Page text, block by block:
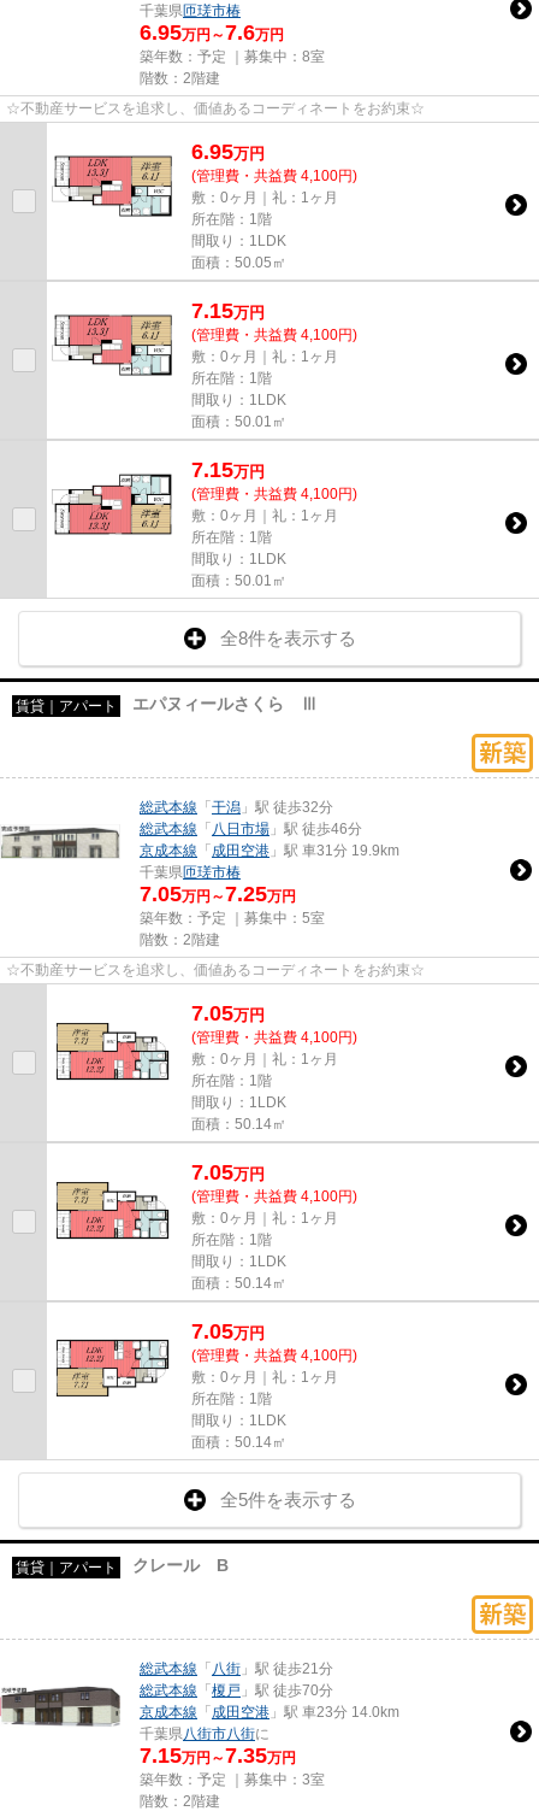
千葉県匝瑳市椿
6.95万円～7.6万円
築年数：予定 ｜募集中： 8室
階数：2階建
☆不動産サービスを追求し、価値あるコーディネートをお約束☆
6.95万円
(管理費・共益費 4,100円)
敷：0ヶ月｜礼：1ヶ月
所在階：1階
間取り：1LDK
面積：50.05㎡
7.15万円
(管理費・共益費 4,100円)
敷：0ヶ月｜礼：1ヶ月
所在階：1階
間取り：1LDK
面積：50.01㎡
7.15万円
(管理費・共益費 4,100円)
敷：0ヶ月｜礼：1ヶ月
所在階：1階
間取り：1LDK
面積：50.01㎡
全8件を表示する
賃貸｜アパート エパヌィールさくら Ⅲ
総武本線 「干潟 」駅 徒歩32分
総武本線 「 八日市場 」駅 徒歩46分
京成本線 「成田空港 」駅 車31分 19.9km
千葉県匝瑳市椿
7.05万円～7.25万円
築年数：予定 ｜募集中： 5室
階数：2階建
☆不動産サービスを追求し、価値あるコーディネートをお約束☆
7.05万円
(管理費・共益費 4,100円)
敷：0ヶ月｜礼：1ヶ月
所在階：1階
間取り：1LDK
面積：50.14㎡
7.05万円
(管理費・共益費 4,100円)
敷：0ヶ月｜礼：1ヶ月
所在階：1階
間取り：1LDK
面積：50.14㎡
7.05万円
(管理費・共益費 4,100円)
敷：0ヶ月｜礼：1ヶ月
所在階：1階
間取り：1LDK
面積：50.14㎡
全5件を表示する
賃貸｜アパート クレール B
総武本線 「 八街 」駅 徒歩21分
総武本線 「榎戸 」駅 徒歩70分
京成本線 「成田空港 」駅 車23分 14.0km
千葉県 八街市八街に
7.15万円～7.35万円
築年数：予定 ｜募集中： 3室
階数：2階建